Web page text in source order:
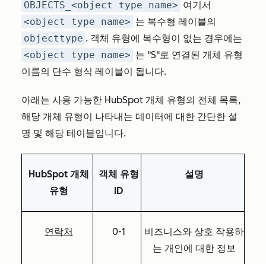
OBJECTS_<object type name> 여기서
<object type name> 는 복수형 레이블의
objecttype . 객체 유형에 복수형이 없는 경우에는
<object type name> 는 "S"로 연결된 개체 유형
이름의 단수 형식 레이블이 됩니다.
아래는 사용 가능한 HubSpot 개체 유형의 전체 목록,
해당 개체 유형이 나타내는 데이터에 대한 간단한 설
명 및 해당 테이블입니다.
HubSpot 개체
유형
객체 유형
ID
설명
연락처 0-1
비즈니스와 상호 작용하
는 개인에 대한 정보